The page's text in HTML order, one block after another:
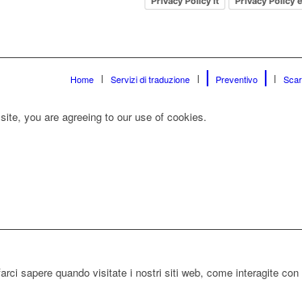
Home Servizi di traduzione Preventivo
you are agreeing to our use of cookies.
sapere quando visitate i nostri siti web, come interagite